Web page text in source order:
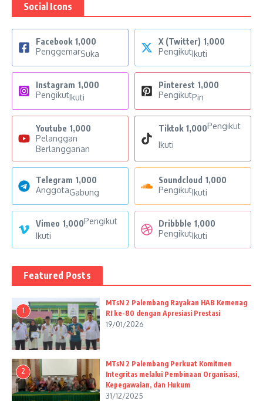
Social Icons
Facebook 1,000
PenggemarSuka
X (Twitter) 1,000
PengikutIkuti
Instagram 1,000
PengikutIkuti
Pinterest 1,000
PengikutPin
Youtube 1,000
Pelanggan
Berlangganan
Tiktok 1,000Pengikut
Ikuti
Telegram 1,000
AnggotaGabung
Soundcloud 1,000
PengikutIkuti
Vimeo 1,000Pengikut
Ikuti
Dribbble 1,000
PengikutIkuti
Featured Posts
1
MTsN 2 Palembang Rayakan HAB Kemenag
RI ke-80 dengan Apresiasi Prestasi
19/01/2026
2
MTsN 2 Palembang Perkuat Komitmen
Integritas melalui Pembinaan Organisasi,
Kepegawaian, dan Hukum
31/12/2025